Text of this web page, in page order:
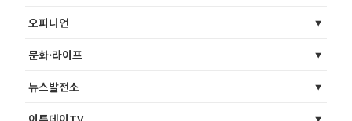
오피니언
문화·라이프
뉴스발전소